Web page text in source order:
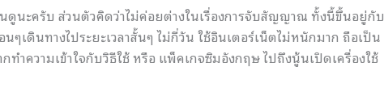
ดูนะครับ ส่วนตัวคิดว่าไม่ค่อยต่างในเรื่องการจับสัญญาณ ทั้งนี้ขึ้นอยู่กับ
ๆเดินทางไประยะเวลาสั้นๆ ไม่กี่วัน ใช้อินเตอร์เน็ตไม่หนักมาก ถือเป็น
ำความเข้าใจกับวิธีใช้ หรือ แพ็คเกจซิมอังกฤษ ไปถึงนู้นเปิดเครื่องใช้